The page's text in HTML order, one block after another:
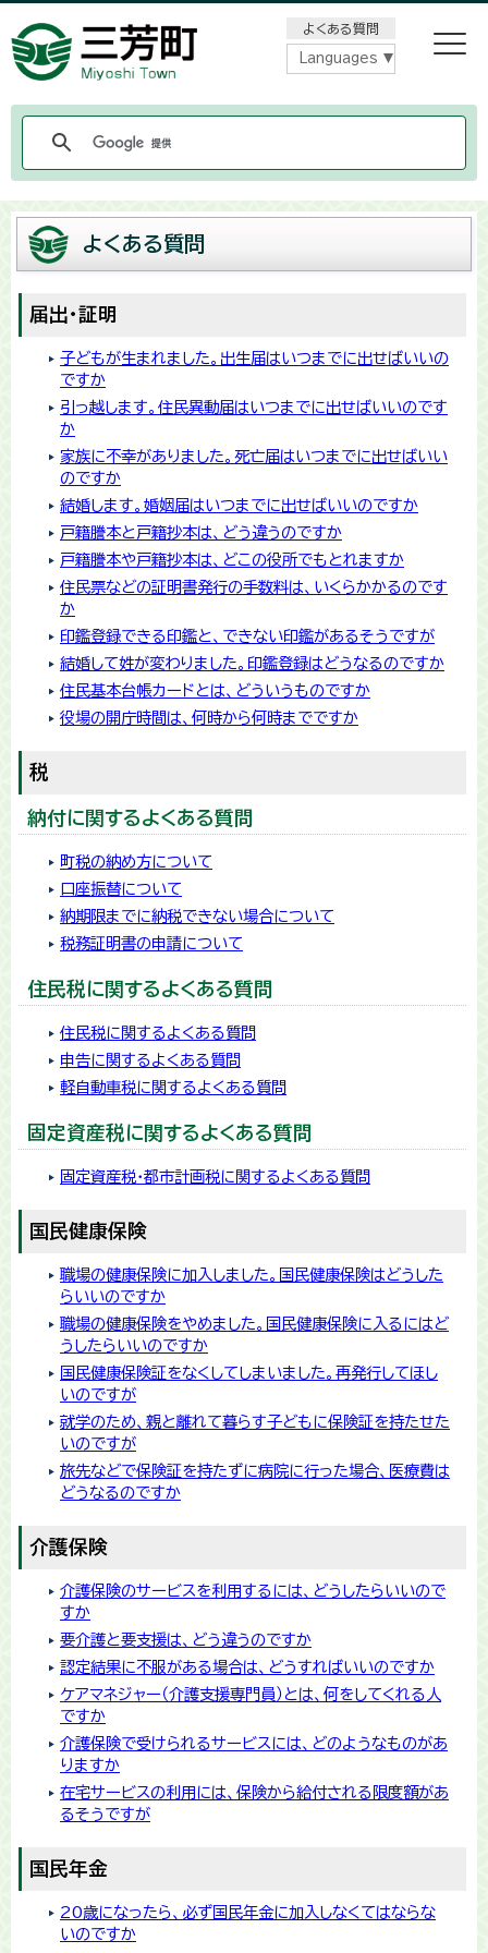
よくある質問
Languages
よくある質問
届出・証明
子どもが生まれました。出生届はいつまでに出せばいいの
ですか
引っ越します。住民異動届はいつまでに出せばいいのです
か
家族に不幸がありました。死亡届はいつまでに出せばいい
のですか
結婚します。婚姻届はいつまでに出せばいいのですか
戸籍謄本と戸籍抄本は、どう違うのですか
戸籍謄本や戸籍抄本は、どこの役所でもとれますか
住民票などの証明書発行の手数料は、いくらかかるのです
か
印鑑登録できる印鑑と、できない印鑑があるそうですが
結婚して姓が変わりました。印鑑登録はどうなるのですか
住民基本台帳カードとは、どういうものですか
役場の開庁時間は、何時から何時までですか
税
納付に関するよくある質問
町税の納め方について
口座振替について
納期限までに納税できない場合について
税務証明書の申請について
住民税に関するよくある質問
住民税に関するよくある質問
申告に関するよくある質問
軽自動車税に関するよくある質問
固定資産税に関するよくある質問
固定資産税・都市計画税に関するよくある質問
国民健康保険
職場の健康保険に加入しました。国民健康保険はどうした
らいいのですか
職場の健康保険をやめました。国民健康保険に入るにはど
うしたらいいのですか
国民健康保険証をなくしてしまいました。再発行してほし
いのですが
就学のため、親と離れて暮らす子どもに保険証を持たせた
いのですが
旅先などで保険証を持たずに病院に行った場合、医療費は
どうなるのですか
介護保険
介護保険のサービスを利用するには、どうしたらいいので
すか
要介護と要支援は、どう違うのですか
認定結果に不服がある場合は、どうすればいいのですか
ケアマネジャー（介護支援専門員）とは、何をしてくれる人
ですか
介護保険で受けられるサービスには、どのようなものがあ
りますか
在宅サービスの利用には、保険から給付される限度額があ
るそうですが
国民年金
20歳になったら、必ず国民年金に加入しなくてはならな
いのですか